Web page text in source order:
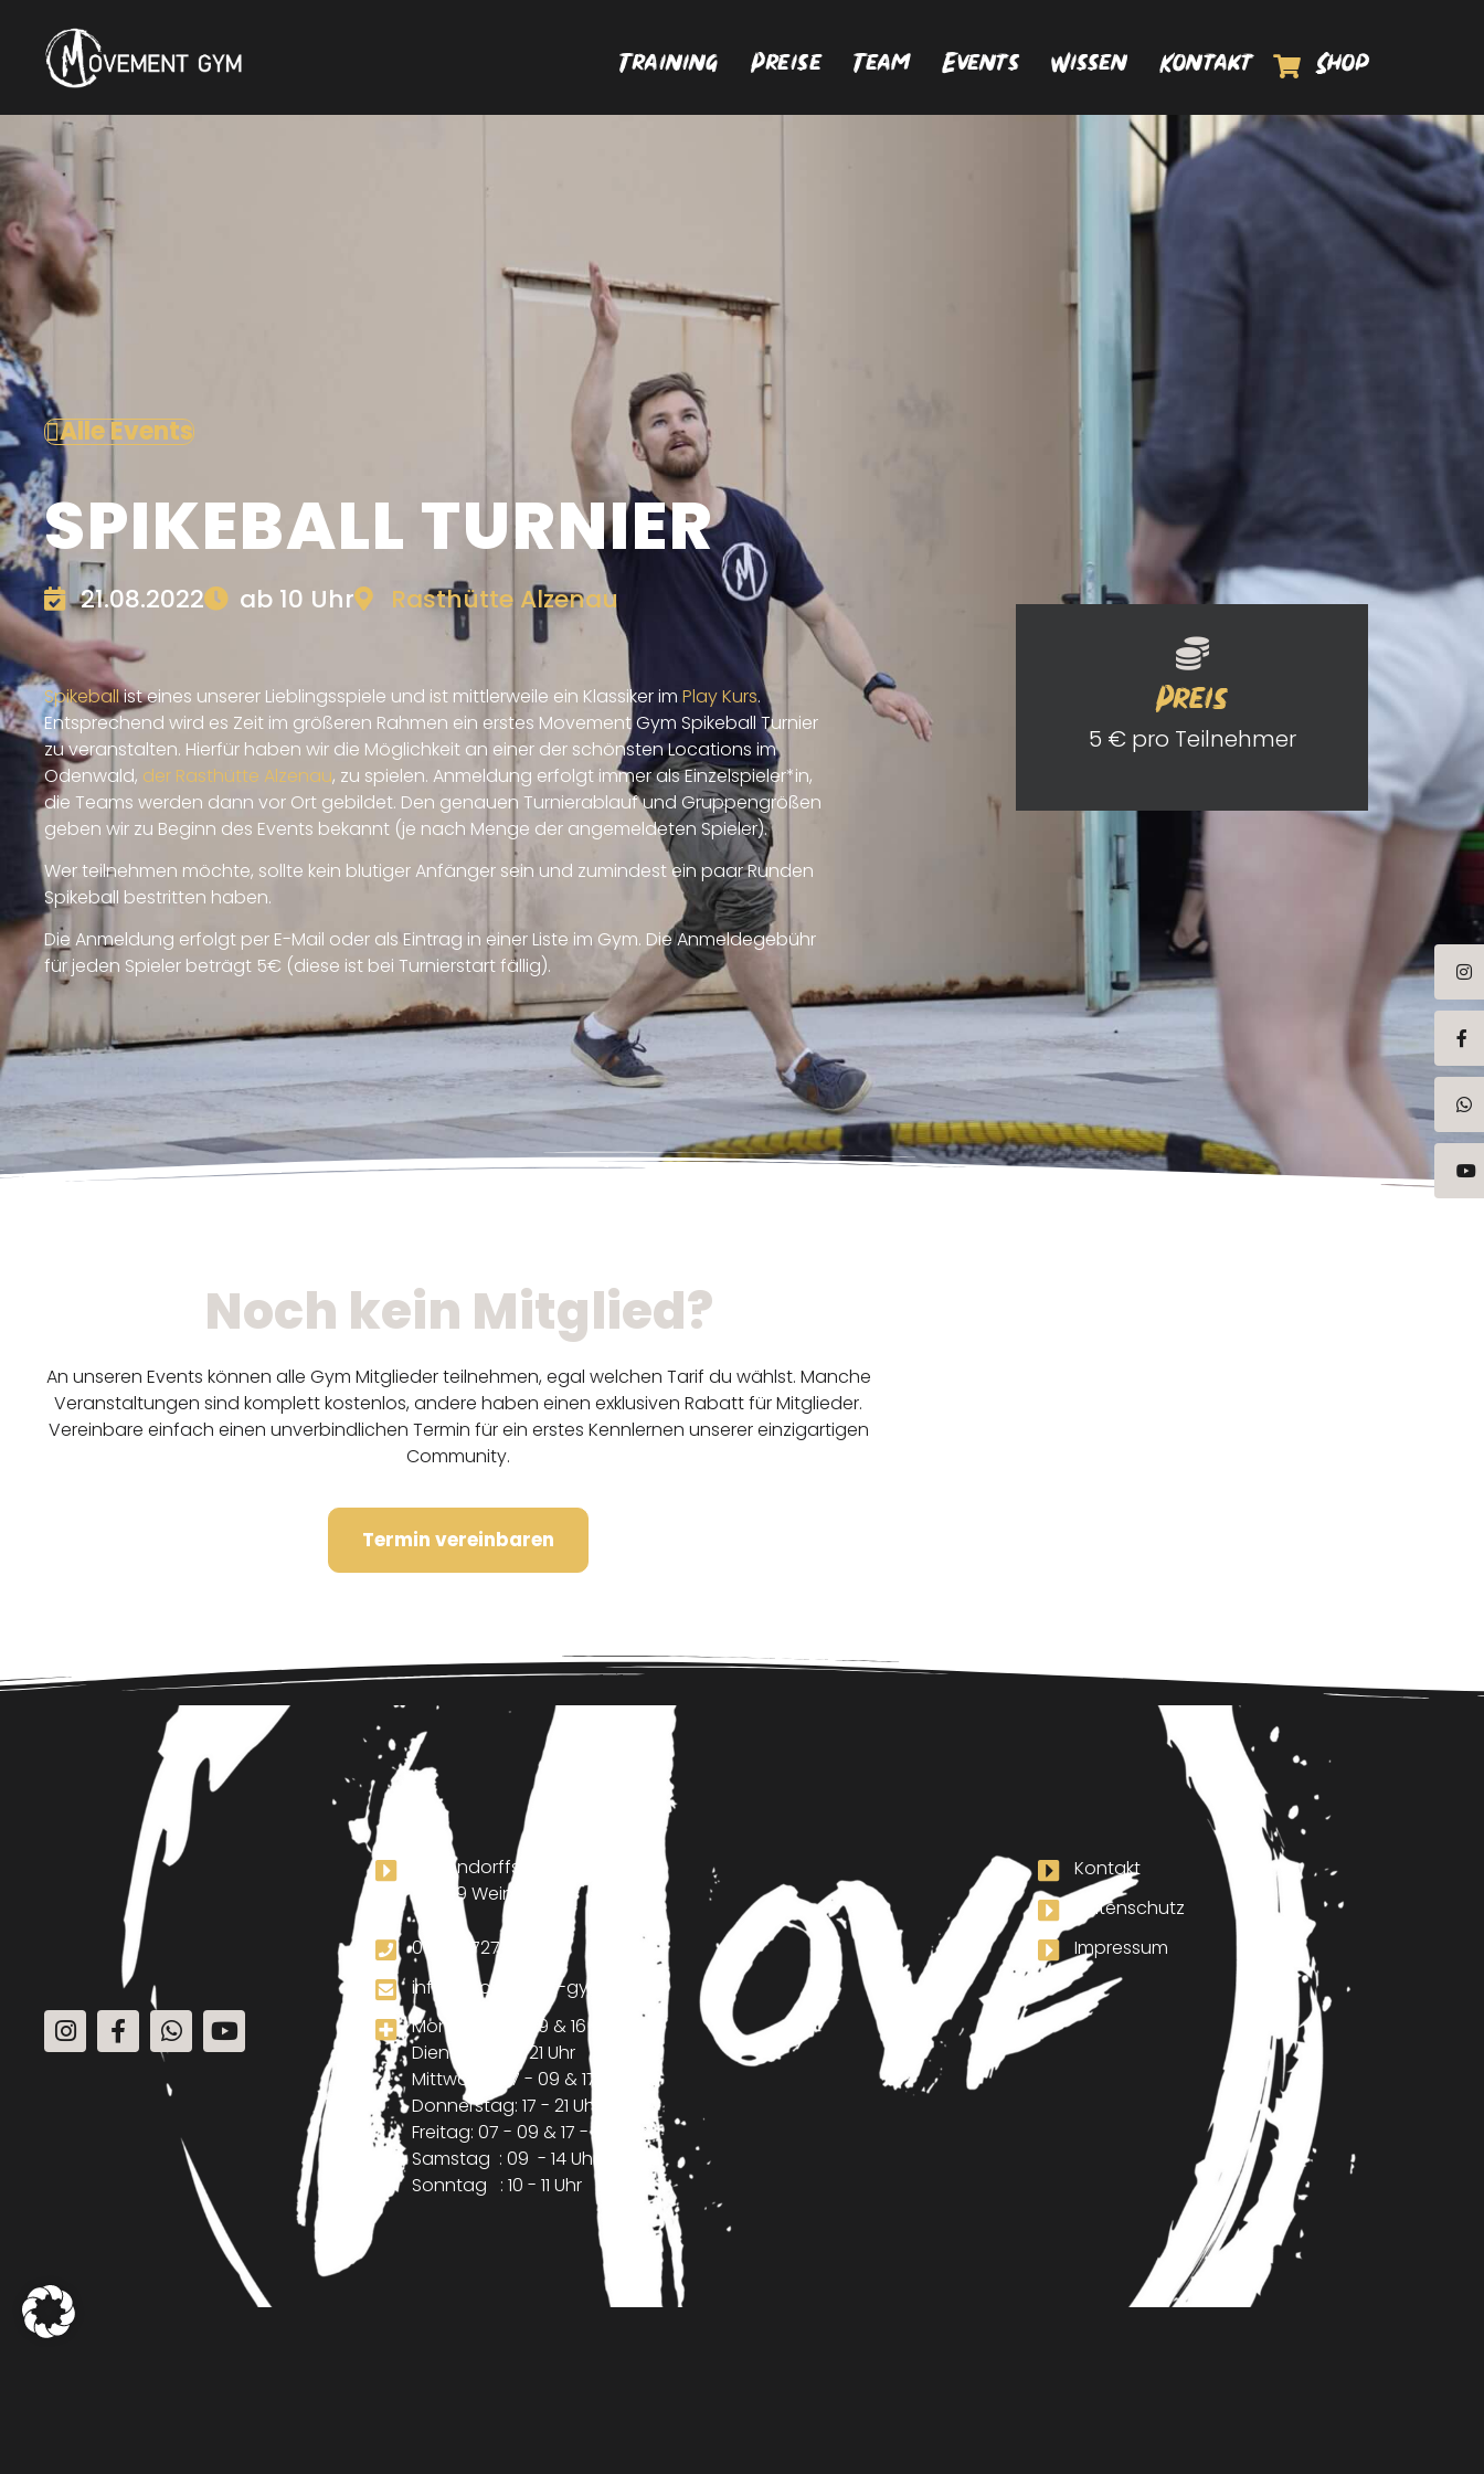
Training Preise Team Events Wissen Kontakt Shop
Alle Events
SPIKEBALL TURNIER
21.08.2022 ab 10 Uhr Rasthütte Alzenau
Spikeballist eines unserer Lieblingsspiele und ist mittlerweile ein Klassiker im Play Kurs.
Entsprechend wird es Zeit im größeren Rahmen ein erstes Movement Gym Spikeball Turnier
zu veranstalten. Hierfür haben wir die Möglichkeit an einer der schönsten Locations im
Odenwald, der Rasthütte Alzenau, zu spielen. Anmeldung erfolgt immer als Einzelspieler*in,
die Teams werden dann vor Ort gebildet. Den genauen Turnierablauf und Gruppengrößen
geben wir zu Beginn des Events bekannt (je nach Menge der angemeldeten Spieler).
Wer teilnehmen möchte, sollte kein blutiger Anfänger sein und zumindest ein paar Runden
Spikeball bestritten haben.
Die Anmeldung erfolgt per E-Mail oder als Eintrag in einer Liste im Gym. Die Anmeldegebühr
für jeden Spieler beträgt 5€ (diese ist bei Turnierstart fällig).
Preis
5 € pro Teilnehmer
Noch kein Mitglied?
An unseren Events können alle Gym Mitglieder teilnehmen, egal welchen Tarif du wählst. Manche
Veranstaltungen sind komplett kostenlos, andere haben einen exklusiven Rabatt für Mitglieder.
Vereinbare einfach einen unverbindlichen Termin für ein erstes Kennlernen unserer einzigartigen
Community.
Termin vereinbaren
Mierendorffstraße 23
69469 Weinheim
015206727195
info@movement-gym.com
Montag: 07 - 09 & 16 - 21 Uhr
Dienstag: 17 - 21 Uhr
Mittwoch: 07 - 09 & 17 - 21 Uhr
Donnerstag: 17 - 21 Uhr
Freitag: 07 - 09 & 17 - 20 Uhr
Samstag : 09 - 14 Uhr
Sonntag : 10 - 11 Uhr
Kontakt
Datenschutz
Impressum